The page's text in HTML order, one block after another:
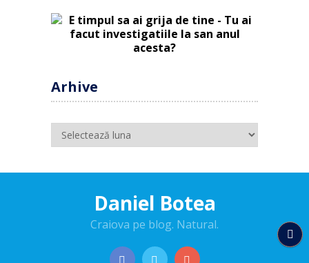
Arhive
Arhive
Daniel Botea
Craiova pe blog. Natural.